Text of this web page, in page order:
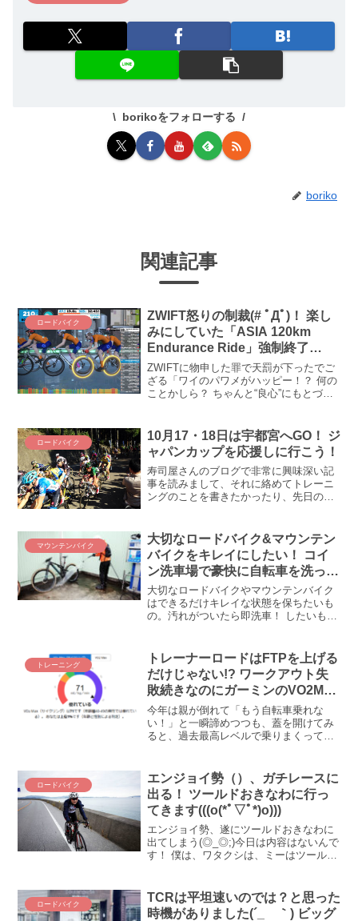
borikoをフォローする
boriko
関連記事
ロードバイク
ZWIFT怒りの制裁(# ﾟДﾟ)！ 楽し
みにしていた「ASIA 120km
Endurance Ride」強制終了
m9(^Д^)ﾌﾟｷﾞｬｰ
ZWIFTに物申した罪で天罰が下ったでご
ざる「ワイのパワメがハッピー！？ 何の
ことかしら？ ちゃんと“良心”にもとづい
せいでしょうか！？ うわ～ん、雨...
ロードバイク
10月17・18日は宇都宮へGO！ ジ
ャパンカップを応援しに行こう！
寿司屋さんのブログで非常に興味深い記
事を読みまして、それに絡めてトレーニ
ングのことを書きたかったり、先日のガ
が、まずはコレ！ 今週末、ジャパンカッ
プに行きますよ～！！ ジャ...
マウンテンバイク
大切なロードバイク&マウンテン
バイクをキレイにしたい！ コイ
ン洗車場で豪快に自転車を洗って
みた
大切なロードバイクやマウンテンバイク
はできるだけキレイな状態を保ちたいも
の。汚れがついたら即洗車！ したいもの
マウンテンバイクを実際にコイン洗車場
で洗ってみて、コイン洗車の使い勝手や
メリット・デメリットを確かめてみまし
た。
トレーニング
トレーナーロードはFTPを上げる
だけじゃない!? ワークアウト失
敗続きなのにガーミンのVO2Max
が上がり続ける謎現象が起きてい
ます
今年は親が倒れて「もう自転車乗れな
い！」と一瞬諦めつつも、蓋を開けてみ
ると、過去最高レベルで乗りまくってい
ベルの稼働時間ですで、年末、しかも超
連休！？な年の瀬になったらどうなって
しまうのか！？ そんな要介護ローディー
でありますが、ここまでロードバイク続
けられている理由が、そうです、もちろ
んアレです、トレーナーロードです。く
っそくっそ、今日もまたワークアウト、
簡単レベルなはずなのに大撃沈したじゃ
ロードバイク
エンジョイ勢（）、ガチレースに
出る！ ツールドおきなわに行っ
てきます(((o(*ﾟ▽ﾟ*)o)))
エンジョイ勢、遂にツールドおきなわに
出てしまう(◎_◎;)今日は内容はないんで
す！ 僕は、ワタクシは、ミーはツールド
し、荷物を詰めて、さぁ行こう、沖縄
へ、豪脚たち...
ロードバイク
TCRは平坦速いのでは？と思った
時機がありました(´_ゝ｀) ビッグ